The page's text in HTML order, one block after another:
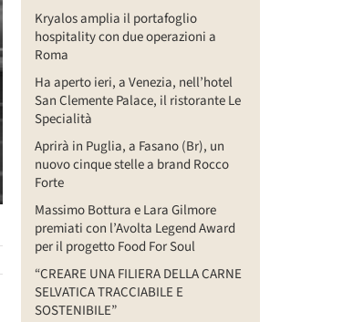
Kryalos amplia il portafoglio
hospitality con due operazioni a
Roma
Ha aperto ieri, a Venezia, nell’hotel
San Clemente Palace, il ristorante Le
Specialità
Aprirà in Puglia, a Fasano (Br), un
nuovo cinque stelle a brand Rocco
Forte
Massimo Bottura e Lara Gilmore
premiati con l’Avolta Legend Award
per il progetto Food For Soul
“CREARE UNA FILIERA DELLA CARNE
SELVATICA TRACCIABILE E
SOSTENIBILE”